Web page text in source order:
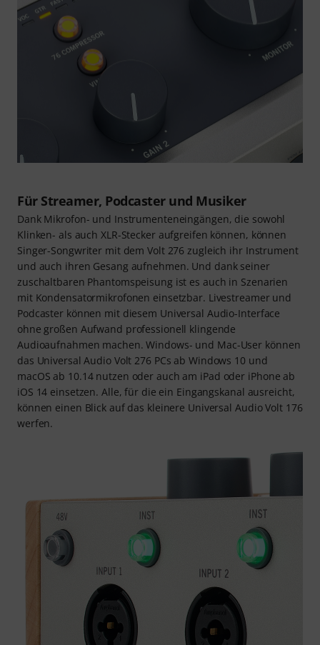
Für Streamer, Podcaster und Musiker
Dank Mikrofon- und Instrumenteneingängen, die sowohl
Klinken- als auch XLR-Stecker aufgreifen können, können
Singer-Songwriter mit dem Volt 276 zugleich ihr Instrument
und auch ihren Gesang aufnehmen. Und dank seiner
zuschaltbaren Phantomspeisung ist es auch in Szenarien
mit Kondensatormikrofonen einsetzbar. Livestreamer und
Podcaster können mit diesem Universal Audio-Interface
ohne großen Aufwand professionell klingende
Audioaufnahmen machen. Windows- und Mac-User können
das Universal Audio Volt 276 PCs ab Windows 10 und
macOS ab 10.14 nutzen oder auch am iPad oder iPhone ab
iOS 14 einsetzen. Alle, für die ein Eingangskanal ausreicht,
können einen Blick auf das kleinere Universal Audio Volt 176
werfen.